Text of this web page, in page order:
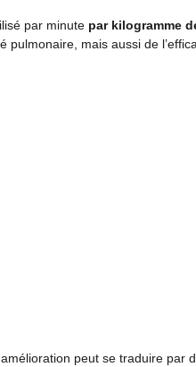
par minute par kilogramme
mais aussi de
peut se traduire par